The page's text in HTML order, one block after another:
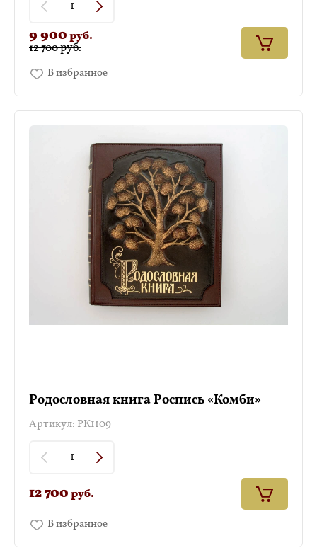
9 900руб.
12 700руб.
В избранное
Родословная книга Роспись «Комби»
Артикул: РК1109
12 700руб.
В избранное